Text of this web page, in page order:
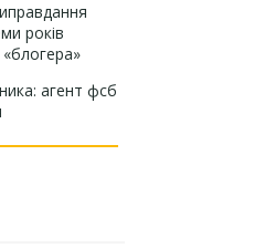
років
агент фсб